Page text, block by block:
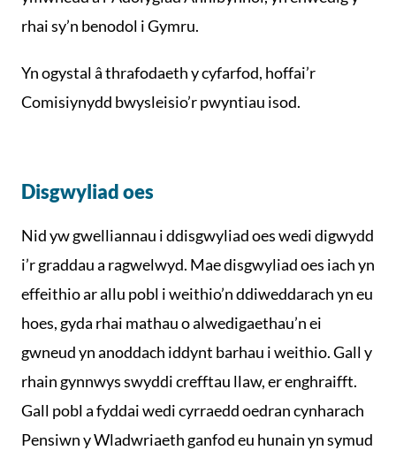
rhai sy’n benodol i Gymru.
Yn ogystal â thrafodaeth y cyfarfod, hoffai’r
Comisiynydd bwysleisio’r pwyntiau isod.
Disgwyliad oes
Nid yw gwelliannau i ddisgwyliad oes wedi digwydd
i’r graddau a ragwelwyd. Mae disgwyliad oes iach yn
effeithio ar allu pobl i weithio’n ddiweddarach yn eu
hoes, gyda rhai mathau o alwedigaethau’n ei
gwneud yn anoddach iddynt barhau i weithio. Gall y
rhain gynnwys swyddi crefftau llaw, er enghraifft.
Gall pobl a fyddai wedi cyrraedd oedran cynharach
Pensiwn y Wladwriaeth ganfod eu hunain yn symud